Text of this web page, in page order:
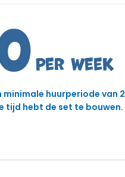
huurperiode van
tijd hebt de set te